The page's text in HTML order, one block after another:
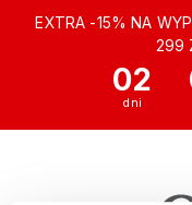
EXTRA -15% NA
299
02